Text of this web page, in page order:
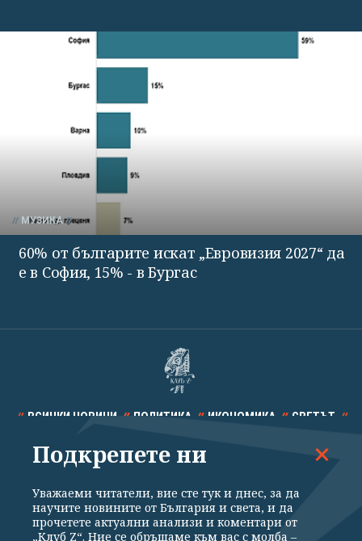
МУЗИКА
60% от българите искат „Евровизия 2027“ да
е в София, 15% - в Бургас
ВСИЧКИ НОВИНИ ПОЛИТИКА ИКОНОМИКА СВЕТЪТ
СПОРТ КУЛТУРА ТЕХНОЛОГИИ КАЛЕЙДОСКОП
Подкрепете ни
Уважаеми читатели, вие сте тук и днес, за да
научите новините от България и света, и да
прочетете актуални анализи и коментари от
„Клуб Z“. Ние се обръщаме към вас с молба –